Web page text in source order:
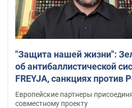
"Защита нашей жизни":
об антибаллистической
FREYJA, санкциях против
поддержке аграриев.
Европейские партнеры
совместному проекту